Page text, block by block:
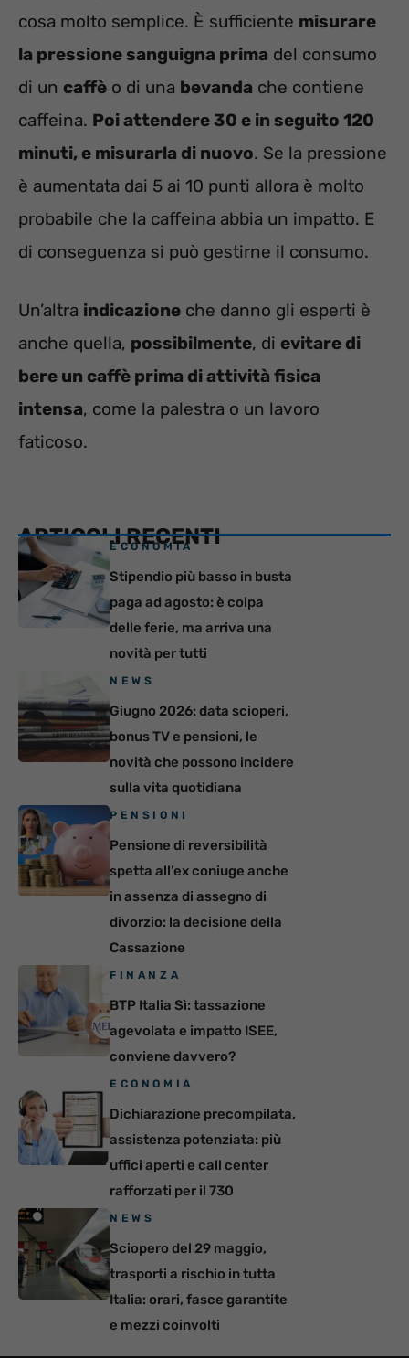
cosa molto semplice. È sufficiente misurare
la pressione sanguigna prima del consumo
di un caffè o di una bevanda che contiene
caffeina. Poi attendere 30 e in seguito 120
minuti, e misurarla di nuovo. Se la pressione
è aumentata dai 5 ai 10 punti allora è molto
probabile che la caffeina abbia un impatto. E
di conseguenza si può gestirne il consumo.
Un’altra indicazione che danno gli esperti è
anche quella, possibilmente, di evitare di
bere un caffè prima di attività fisica
intensa, come la palestra o un lavoro
faticoso.
ARTICOLI RECENTI
ECONOMIA
Stipendio più basso in busta
paga ad agosto: è colpa
delle ferie, ma arriva una
novità per tutti
NEWS
Giugno 2026: data scioperi,
bonus TV e pensioni, le
novità che possono incidere
sulla vita quotidiana
PENSIONI
Pensione di reversibilità
spetta all’ex coniuge anche
in assenza di assegno di
divorzio: la decisione della
Cassazione
FINANZA
BTP Italia Sì: tassazione
agevolata e impatto ISEE,
conviene davvero?
ECONOMIA
Dichiarazione precompilata,
assistenza potenziata: più
uffici aperti e call center
rafforzati per il 730
NEWS
Sciopero del 29 maggio,
trasporti a rischio in tutta
Italia: orari, fasce garantite
e mezzi coinvolti